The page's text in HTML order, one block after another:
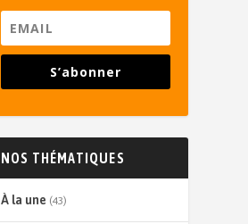
S’abonner
NOS THÉMATIQUES
À la une (43)